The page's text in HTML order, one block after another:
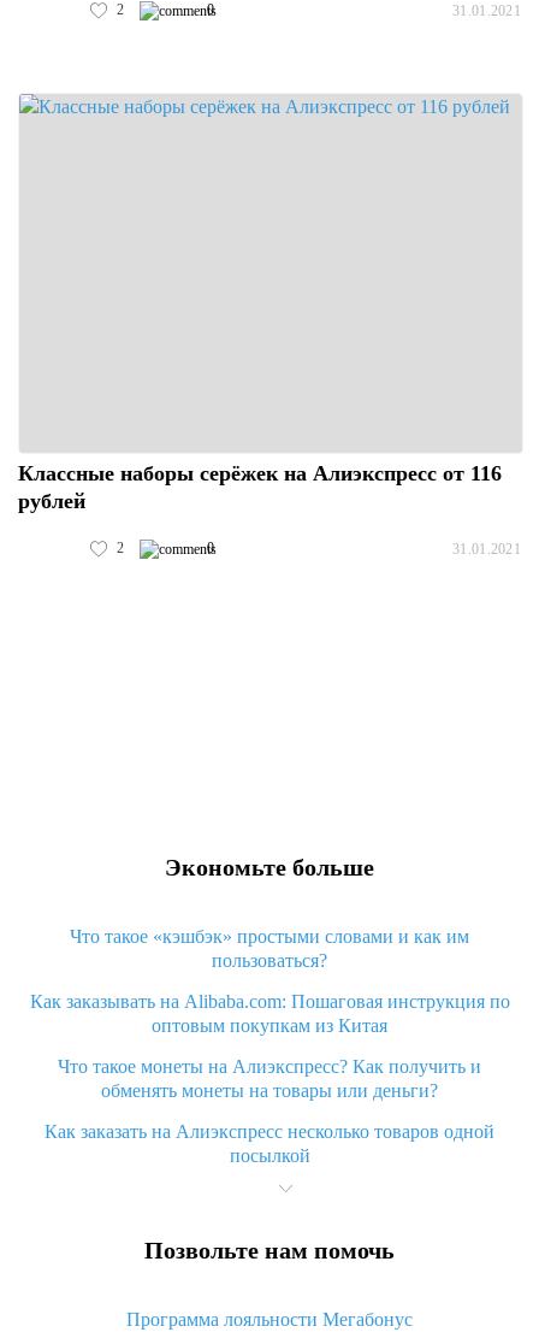
2 0 31.01.2021
Классные наборы серёжек на Алиэкспресс от 116
рублей
2 0 31.01.2021
Экономьте больше
Что такое «кэшбэк» простыми словами и как им
пользоваться?
Как заказывать на Alibaba.com: Пошаговая инструкция по
оптовым покупкам из Китая
Что такое монеты на Алиэкспресс? Как получить и
обменять монеты на товары или деньги?
Как заказать на Алиэкспресс несколько товаров одной
посылкой
Что значит статус «Заказ закрыт» на Алиэкспресс и что
Что делать, если Алиэкспресс просит ввести паспортные
Как узнать, куда пришла посылка с Алиэкспресс
Позвольте нам помочь
Программа лояльности Мегабонус